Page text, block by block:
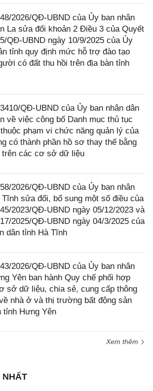
2026/QĐ-UBND của Ủy ban nhân
La sửa đổi khoản 2 Điều 3 của Quyết
QĐ-UBND ngày 10/9/2025 của Ủy
tỉnh quy định mức hỗ trợ đào tạo
có đất thu hồi trên địa bàn tỉnh
QĐ-UBND của Ủy ban nhân dân
về việc công bố Danh mục thủ tục
phạm vi chức năng quản lý của
có thành phần hồ sơ thay thế bằng
các cơ sở dữ liệu
2026/QĐ-UBND của Ủy ban nhân
Tĩnh sửa đổi, bổ sung một số điều của
2023/QĐ-UBND ngày 05/12/2023 và
2025/QĐ-UBND ngày 04/3/2025 của
dân tỉnh Hà Tĩnh
2026/QĐ-UBND của Ủy ban nhân
Yên ban hành Quy chế phối hợp
sở dữ liệu, chia sẻ, cung cấp thông
nhà ở và thị trường bất động sản
tỉnh Hưng Yên
Xem thêm
NHẤT